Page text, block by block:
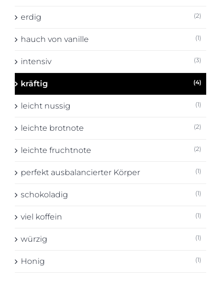
erdig (2)
hauch von vanille (1)
intensiv (3)
kräftig (4)
leicht nussig (1)
leichte brotnote (2)
leichte fruchtnote (2)
perfekt ausbalancierter Körper (1)
schokoladig (1)
viel koffein (1)
würzig (1)
Honig (1)